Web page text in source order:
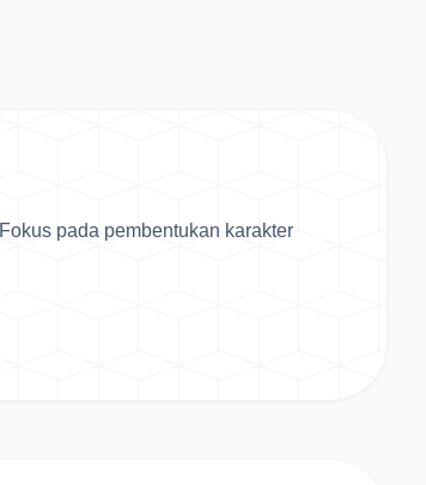
Fokus pada pembentukan karakter